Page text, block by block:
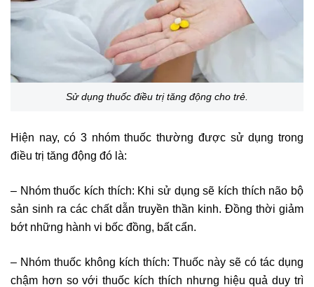
Sử dụng thuốc điều trị tăng động cho trẻ.
Hiện nay, có 3 nhóm thuốc thường được sử dụng trong
điều trị tăng động đó là:
– Nhóm thuốc kích thích: Khi sử dụng sẽ kích thích não bộ
sản sinh ra các chất dẫn truyền thần kinh. Đồng thời giảm
bớt những hành vi bốc đồng, bất cẩn.
– Nhóm thuốc không kích thích: Thuốc này sẽ có tác dụng
chậm hơn so với thuốc kích thích nhưng hiệu quả duy trì